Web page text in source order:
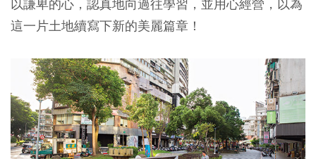
以謙卑的心，認真地向過往學習，並用心經營，以為
這一片土地續寫下新的美麗篇章！